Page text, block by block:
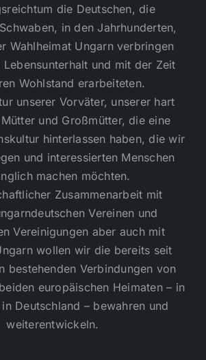
die Deutschen, die
in den Jahrhunderten,
Wahlheimat Ungarn verbringen
und mit der Zeit
Wohlstand erarbeiteten.
unserer Vorväter, unserer hart
und Großmütter, die eine
hinterlassen haben, die wir
und interessierten Menschen
machen möchten.
Zusammenarbeit mit
Vereinen und
Vereinigungen aber auch mit
wollen wir die bereits seit
bestehenden Verbindungen von
europäischen Heimaten – in
Deutschland – bewahren und
weiterentwickeln.